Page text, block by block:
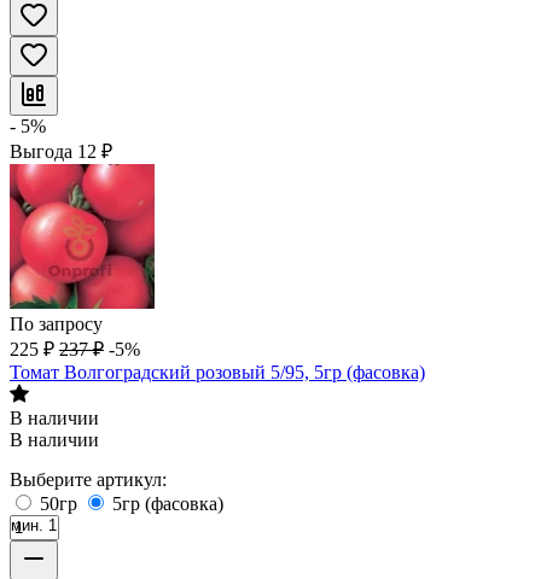
- 5%
Выгода 12 ₽
По запросу
225 ₽ 237 ₽ -5%
Томат Волгоградский розовый 5/95, 5гр (фасовка)
В наличии
В наличии
Выберите артикул:
50гр
5гр (фасовка)
мин. 1